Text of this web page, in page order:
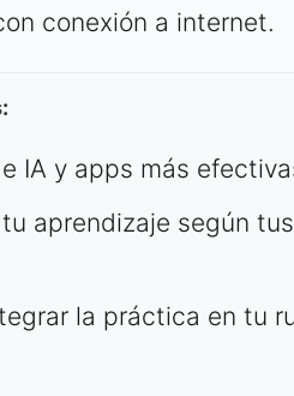
conexión a internet.
IA y apps más
aprendizaje según
la práctica en tu